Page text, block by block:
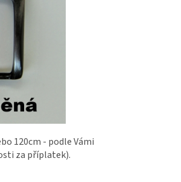
120cm - podle Vámi
za příplatek).